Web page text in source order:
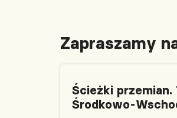
Zapraszamy
Ścieżki
Środkowo-